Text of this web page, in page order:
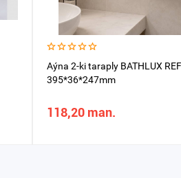
Aýna 2-ki taraply BATHLUX
395*36*247mm
118,20 man.